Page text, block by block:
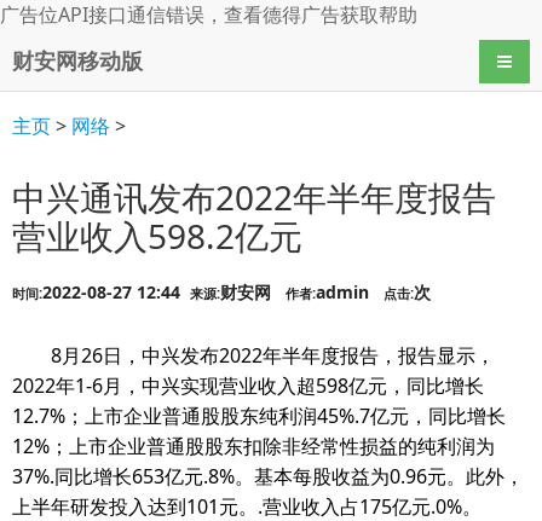
广告位API接口通信错误，查看德得广告获取帮助
财安网移动版 导航
主页> 网络>
中兴通讯发布2022年半年度报告
营业收入598.2亿元
时间:2022-08-27 12:44 来源:财安网 作者:admin 点击:次
8月26日，中兴发布2022年半年度报告，报告显示，
2022年1-6月，中兴实现营业收入超598亿元，同比增长
12.7%；上市企业普通股股东纯利润45%.7亿元，同比增长
12%；上市企业普通股股东扣除非经常性损益的纯利润为
37%.同比增长653亿元.8%。基本每股收益为0.96元。此外，
上半年研发投入达到101元。.营业收入占175亿元.0%。